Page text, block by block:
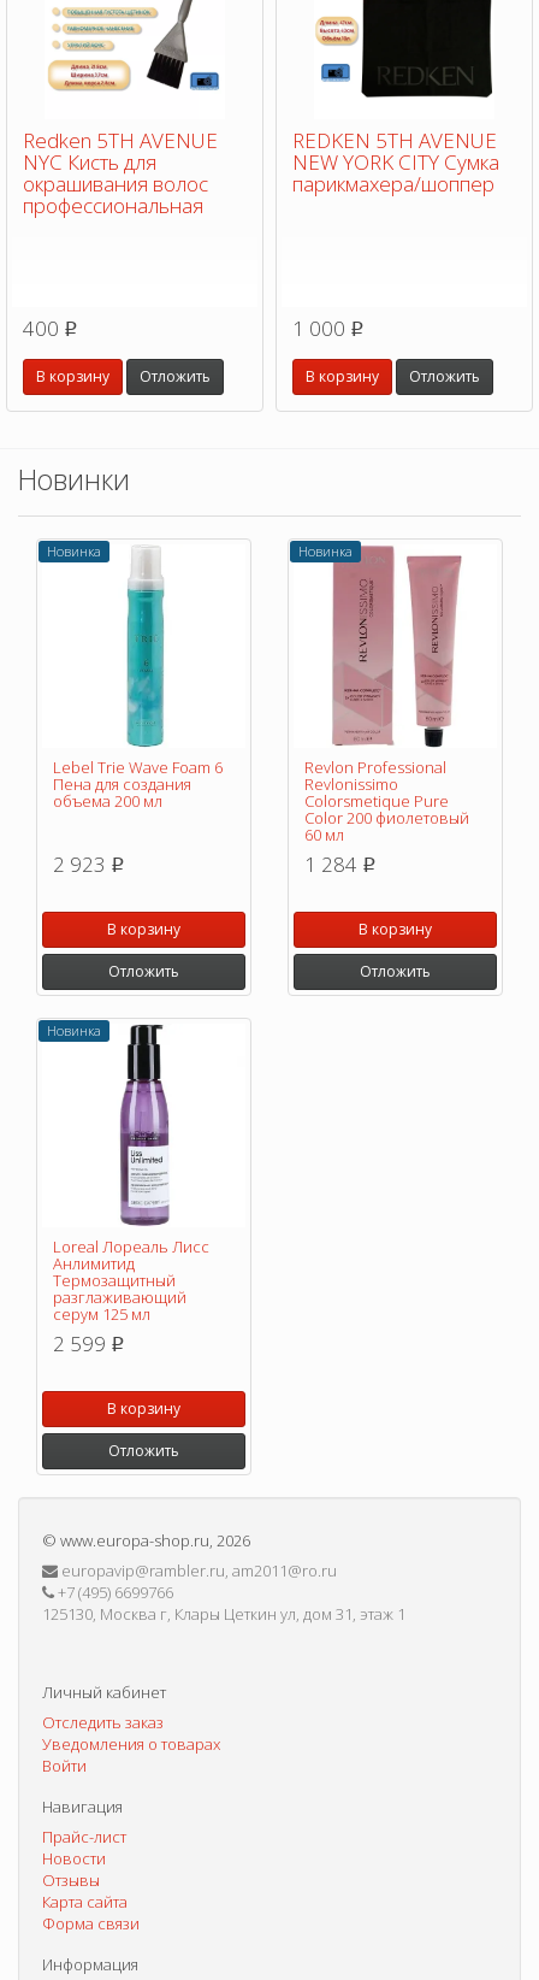
Redken 5TH AVENUE
NYC Кисть для
окрашивания волос
профессиональная
400 p
В корзину Отложить
REDKEN 5TH AVENUE
NEW YORK CITY Сумка
парикмахера/шоппер
1 000 p
В корзину Отложить
Новинки
Новинка
Lebel Trie Wave Foam 6
Пена для создания
объема 200 мл
2 923 p
В корзину
Отложить
Новинка
Revlon Professional
Revlonissimo
Colorsmetique Pure
Color 200 фиолетовый
60 мл
1 284 p
В корзину
Отложить
Новинка
Loreal Лореаль Лисс
Анлимитид
Термозащитный
разглаживающий
серум 125 мл
2 599 p
В корзину
Отложить
© www.europa-shop.ru, 2026
europavip@rambler.ru, am2011@ro.ru
+7 (495) 6699766
125130, Москва г, Клары Цеткин ул, дом 31, этаж 1
Личный кабинет
Отследить заказ
Уведомления о товарах
Войти
Навигация
Прайс-лист
Новости
Отзывы
Карта сайта
Форма связи
Информация